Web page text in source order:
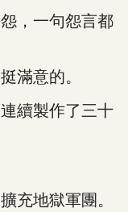
，一句怨言都
滿意的。
續製作了三十
地獄軍團。